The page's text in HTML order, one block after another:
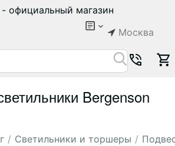
- официальный магазин
Москва
Bergenson
/ Светильники и торшеры /